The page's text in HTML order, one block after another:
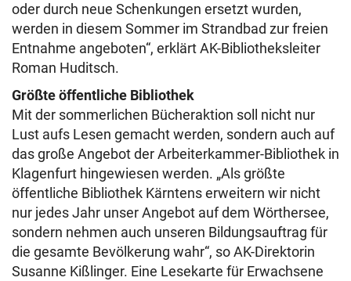
oder durch neue Schenkungen ersetzt wurden,
werden in diesem Sommer im Strandbad zur freien
Entnahme angeboten“, erklärt AK-Bibliotheksleiter
Roman Huditsch.
Größte öffentliche Bibliothek
Mit der sommerlichen Bücheraktion soll nicht nur
Lust aufs Lesen gemacht werden, sondern auch auf
das große Angebot der Arbeiterkammer-Bibliothek in
Klagenfurt hingewiesen werden. „Als größte
öffentliche Bibliothek Kärntens erweitern wir nicht
nur jedes Jahr unser Angebot auf dem Wörthersee,
sondern nehmen auch unseren Bildungsauftrag für
die gesamte Bevölkerung wahr“, so AK-Direktorin
Susanne Kißlinger. Eine Lesekarte für Erwachsene